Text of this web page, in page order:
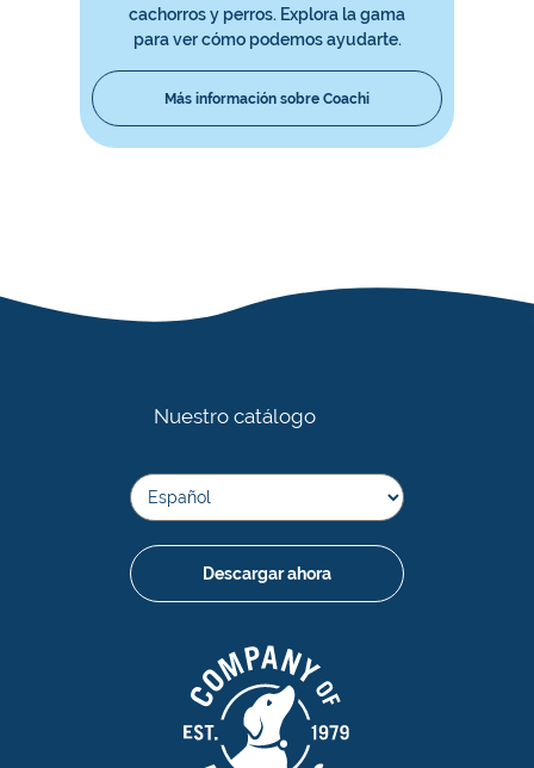
cachorros y perros. Explora la gama
para ver cómo podemos ayudarte.
Más información sobre Coachi
Nuestro catálogo
Descargar ahora